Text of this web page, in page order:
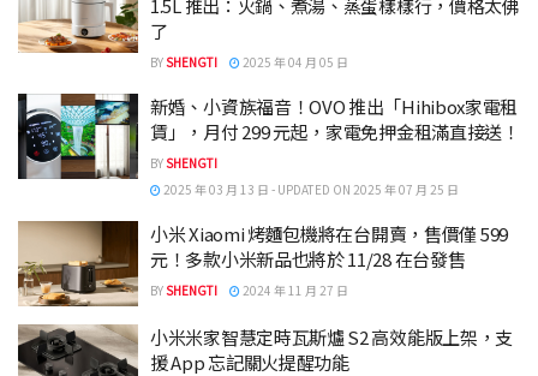
了
BYSHENGTI 2025 年 04 月 05 日
新婚、小資族福音！OVO 推出「Hihibox家電租
賃」，月付 299 元起，家電免押金租滿直接送！
BYSHENGTI
2025 年 03 月 13 日 - UPDATED ON 2025 年 07 月 25 日
小米 Xiaomi 烤麵包機將在台開賣，售價僅 599
元！多款小米新品也將於 11/28 在台發售
BYSHENGTI 2024 年 11 月 27 日
小米米家智慧定時瓦斯爐 S2 高效能版上架，支
援 App 忘記關火提醒功能